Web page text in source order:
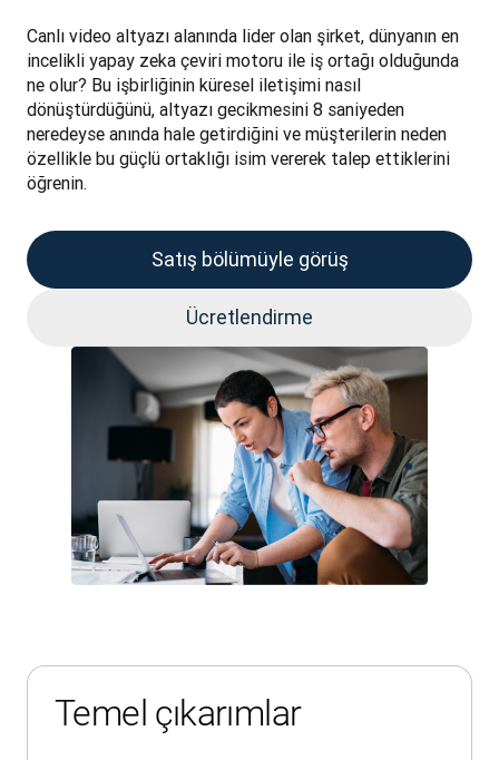
Canlı video altyazı alanında lider olan şirket, dünyanın en
incelikli yapay zeka çeviri motoru ile iş ortağı olduğunda
ne olur? Bu işbirliğinin küresel iletişimi nasıl
dönüştürdüğünü, altyazı gecikmesini 8 saniyeden
neredeyse anında hale getirdiğini ve müşterilerin neden
özellikle bu güçlü ortaklığı isim vererek talep ettiklerini
öğrenin.
Satış bölümüyle görüş
Ücretlendirme
Temel çıkarımlar